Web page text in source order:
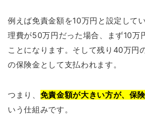
例えば免責金額を10万円と設定して
理費が50万円だった場合、まず10万
ことになります。そして残り40万円
の保険金として支払われます。
つまり、 免責金額が大きい方が、保
いう仕組みです。